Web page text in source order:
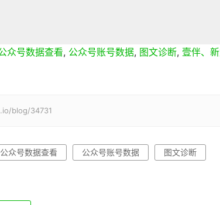
众号数据查看, 公众号账号数据, 图文诊断, 壹伴、
blog/34731
公众号数据查看 公众号账号数据
图文诊断